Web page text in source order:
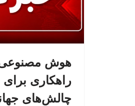
هوش
راهکاری برای
چالش‌های